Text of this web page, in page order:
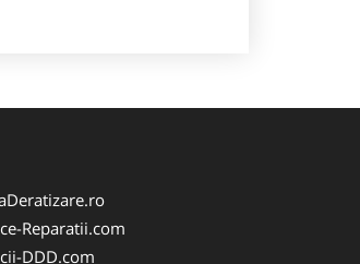
Reparatii.com
DDD.com